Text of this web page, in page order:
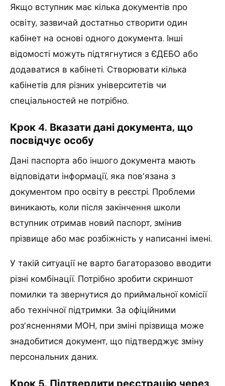
Якщо вступник має кілька документів про
освіту, зазвичай достатньо створити один
кабінет на основі одного документа. Інші
відомості можуть підтягнутися з ЄДЕБО або
додаватися в кабінеті. Створювати кілька
кабінетів для різних університетів чи
спеціальностей не потрібно.
Крок 4. Вказати дані документа, що
посвідчує особу
Дані паспорта або іншого документа мають
відповідати інформації, яка пов’язана з
документом про освіту в реєстрі. Проблеми
виникають, коли після закінчення школи
вступник отримав новий паспорт, змінив
прізвище або має розбіжність у написанні імені.
У такій ситуації не варто багаторазово вводити
різні комбінації. Потрібно зробити скриншот
помилки та звернутися до приймальної комісії
або технічної підтримки. За офіційними
роз’ясненнями МОН, при зміні прізвища може
знадобитися документ, що підтверджує зміну
персональних даних.